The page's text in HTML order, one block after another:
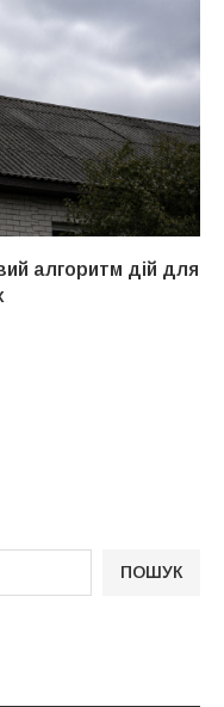
алгоритм дій для
ПОШУК